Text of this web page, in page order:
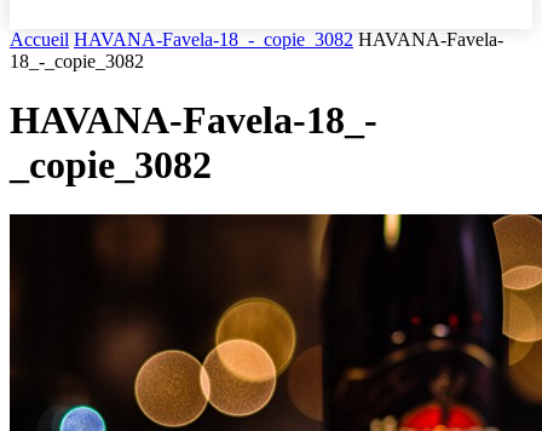
Accueil HAVANA-Favela-18_-_copie_3082 HAVANA-Favela-
18_-_copie_3082
HAVANA-Favela-18_-
_copie_3082